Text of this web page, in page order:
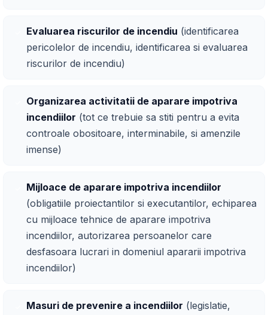
Evaluarea riscurilor de incendiu (identificarea
pericolelor de incendiu, identificarea si evaluarea
riscurilor de incendiu)
Organizarea activitatii de aparare impotriva
incendiilor (tot ce trebuie sa stiti pentru a evita
controale obositoare, interminabile, si amenzile
imense)
Mijloace de aparare impotriva incendiilor
(obligatiile proiectantilor si executantilor, echiparea
cu mijloace tehnice de aparare impotriva
incendiilor, autorizarea persoanelor care
desfasoara lucrari in domeniul apararii impotriva
incendiilor)
Masuri de prevenire a incendiilor (legislatie,